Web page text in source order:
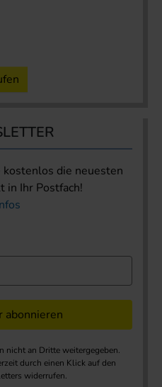
die neuesten
in Ihr Postfach!
nicht an Dritte weitergegeben.
durch einen Klick auf den
widerrufen.